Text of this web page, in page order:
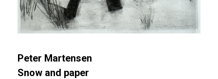
Peter Martensen
Snow and paper